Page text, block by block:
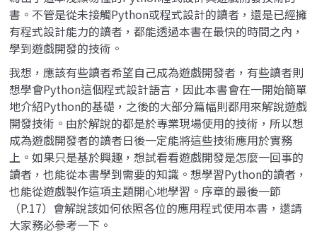
書。不管是從未接觸Python或程式設計的讀者，還是已經擁
有程式設計能力的讀者，都能透過本書在最快的時間之內，
學到遊戲開發的技術。
我想，應該有些讀者希望自己成為遊戲開發者，有些讀者則
想學會Python這個程式設計語言，因此本書會在一開始簡單
地介紹Python的基礎，之後的大部分篇幅則都用來解說遊戲
開發技術。由於解說的都是於專業現場使用的技術，所以想
成為遊戲開發者的讀者日後一定能將這些技術應用於實務
上。如果只是基於興趣，想試看看遊戲開發是怎麼一回事的
讀者，也能從本書學到需要的知識。想學習Python的讀者，
也能從遊戲製作這項主題開心地學習。序章的最後一節
（P.17）會解說該如何依照各位的應用程式使用本書，還請
大家務必參考一下。